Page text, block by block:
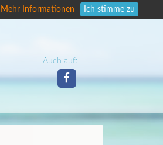
Mehr Informationen Ich stimme zu
Auch auf: